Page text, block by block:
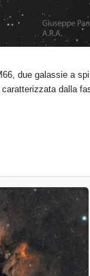
due galassie a
dalla